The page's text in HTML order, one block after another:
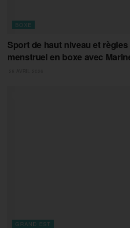
BOXE
Sport de haut niveau et
menstruel en boxe avec
GRAND EST